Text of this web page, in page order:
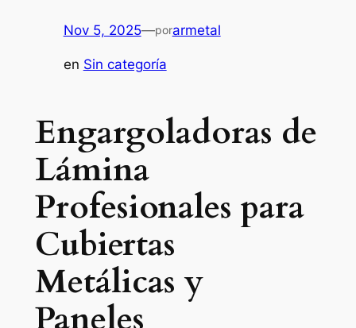
Nov 5, 2025—porarmetal
en Sin categoría
Engargoladoras de
Lámina
Profesionales para
Cubiertas
Metálicas y